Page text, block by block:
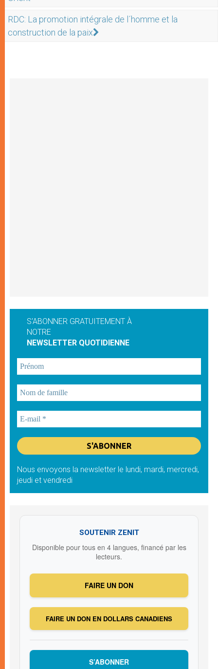
RDC: La promotion intégrale de l´homme et la
construction de la paix
S'ABONNER GRATUITEMENT À
NOTRE
NEWSLETTER QUOTIDIENNE
Nous envoyons la newsletter le lundi, mardi, mercredi,
jeudi et vendredi
SOUTENIR ZENIT
Disponible pour tous en 4 langues, financé par les
lecteurs.
FAIRE UN DON
FAIRE UN DON EN DOLLARS CANADIENS
S’ABONNER